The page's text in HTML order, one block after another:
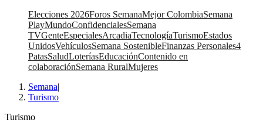
Elecciones 2026Foros SemanaMejor ColombiaSemana
PlayMundoConfidencialesSemana
TVGenteEspecialesArcadiaTecnologíaTurismoEstados
UnidosVehículosSemana SostenibleFinanzas Personales4
PatasSaludLoteríasEducaciónContenido en
colaboraciónSemana RuralMujeres
Semana|
Turismo
Turismo